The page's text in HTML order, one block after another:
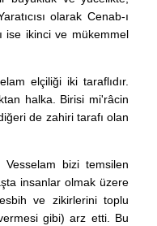
olarak Cenab-ı
ise ikinci ve mükemmel
elçiliği iki taraflıdır.
halka. Birisi mi'râcin
de zahiri tarafı olan
Vesselam bizi temsilen
insanlar olmak üzere
ve zikirlerini toplu
gibi) arz etti. Bu